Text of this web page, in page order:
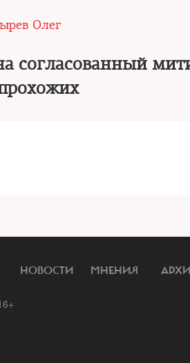
Олег
согласованный
НОВОСТИ МНЕНИЯ